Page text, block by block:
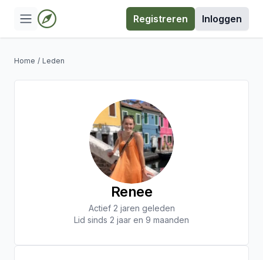
Registreren Inloggen
Home / Leden
Renee
Actief 2 jaren geleden
Lid sinds 2 jaar en 9 maanden